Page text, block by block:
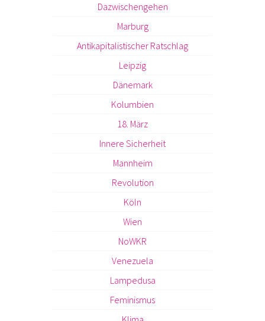
Dazwischengehen
Marburg
Antikapitalistischer Ratschlag
Leipzig
Dänemark
Kolumbien
18. März
Innere Sicherheit
Mannheim
Revolution
Köln
Wien
NoWKR
Venezuela
Lampedusa
Feminismus